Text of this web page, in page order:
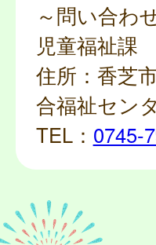
～問い合わ
児童福祉課
住所：香芝
合福祉セン
TEL： 0745-